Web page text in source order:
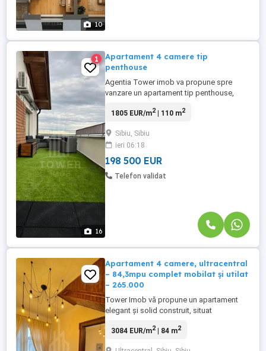
10
16
1
Apartament 4 camere tip
penthouse
Agentia Tower imob va propune spre
vanzare un apartament tip penthouse,
2017, într-un ansamblu modern de vile din
oferă un mix perfect între spațiu, confort
și eleganță, fiind finisată și mobilată
complet cu materiale ...
1805 EUR/m2| 110 m2
Sibiu, Sibiu
ieri 06:18
198 500 EUR
Telefon validat
Apartament 4 camere, ultracentral
– 84,3mpu complet mobilat și utilat
– 265.000
Tower Imob vă propune un apartament
elegant și solid construit, situat
pe Strada General Magheru. O proprietate
3084 EUR/m2| 84 m2